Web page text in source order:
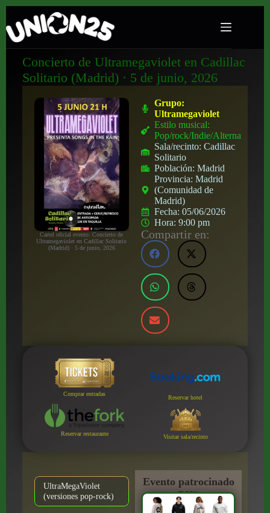
Concierto de Ultramegaviolet en Cadillac
Solitario (Madrid) · 5 de junio, 2026
Cartel oficial evento: Concierto de
Ultramegaviolet en Cadillac Solitario
(Madrid) · 5 de junio, 2026
Grupo:
Ultramegaviolet
Estilo musical:
Pop/rock/Indie/Alternativo
Sala/recinto:Cadillac
Solitario
Población:Madrid
Provincia:Madrid
(Comunidad de
Madrid)
Fecha:05/06/2026
Hora:9:00 pm
Compartir en:
Comprar entradas
Reservar hotel
Reservar restaurante Visitar sala/recinto
UltraMegaViolet
(versiones pop-rock)
Evento patrocinado
por: